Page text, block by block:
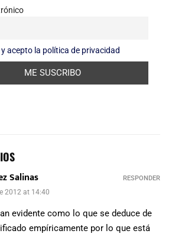
y acepto la política de privacidad
Salinas
2012 at 14:40
evidente como lo que se deduce de
empíricamente por lo que está
RESPONDER